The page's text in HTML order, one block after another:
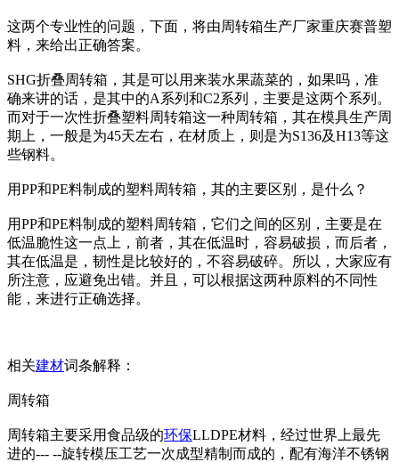
这两个专业性的问题，下面，将由周转箱生产厂家重庆赛普塑
料，来给出正确答案。
SHG折叠周转箱，其是可以用来装水果蔬菜的，如果吗，准
确来讲的话，是其中的A系列和C2系列，主要是这两个系列。
而对于一次性折叠塑料周转箱这一种周转箱，其在模具生产周
期上，一般是为45天左右，在材质上，则是为S136及H13等这
些钢料。
用PP和PE料制成的塑料周转箱，其的主要区别，是什么？
用PP和PE料制成的塑料周转箱，它们之间的区别，主要是在
低温脆性这一点上，前者，其在低温时，容易破损，而后者，
其在低温是，韧性是比较好的，不容易破碎。所以，大家应有
所注意，应避免出错。并且，可以根据这两种原料的不同性
能，来进行正确选择。
相关建材词条解释：
周转箱
周转箱主要采用食品级的环保LLDPE材料，经过世界上最先
进的--- --旋转模压工艺一次成型精制而成的，配有海洋不锈钢